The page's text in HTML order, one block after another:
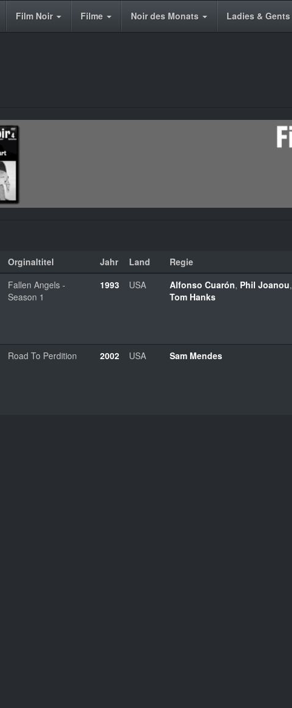
Film Noir Filme Noir des Monats Ladies & Gents
Orginaltitel Jahr Land Regie
Fallen Angels -
Season 1
1993 USA Alfonso Cuarón, Phil Joanou,
Tom Hanks
Road To Perdition 2002 USA Sam Mendes